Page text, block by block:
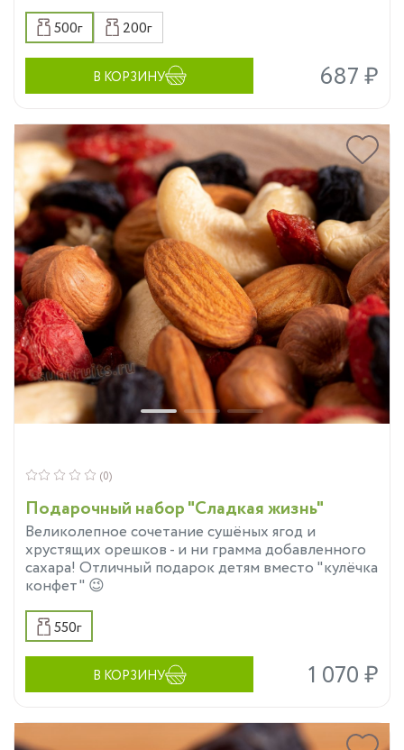
500г 200г
В КОРЗИНУ 687 ₽
Подарочный набор "Сладкая жизнь"
Великолепное сочетание сушёных ягод и
хрустящих орешков - и ни грамма добавленного
сахара! Отличный подарок детям вместо "кулёчка
конфет" 😉
(0)
550г
В КОРЗИНУ 1 070 ₽